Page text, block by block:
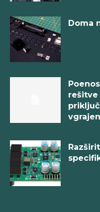
Doma
rešitve